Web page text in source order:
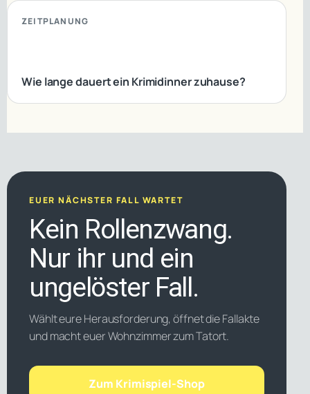
ZEITPLANUNG
Wie lange dauert ein Krimidinner zuhause?
EUER NÄCHSTER FALL WARTET
Kein Rollenzwang.
Nur ihr und ein
ungelöster Fall.
Wählt eure Herausforderung, öffnet die Fallakte
und macht euer Wohnzimmer zum Tatort.
Zum Krimispiel-Shop